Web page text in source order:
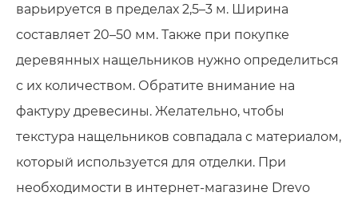
варьируется в пределах 2,5–3 м. Ширина
составляет 20–50 мм. Также при покупке
деревянных нащельников нужно определиться
с их количеством. Обратите внимание на
фактуру древесины. Желательно, чтобы
текстура нащельников совпадала с материалом,
который используется для отделки. При
необходимости в интернет-магазине Drevo